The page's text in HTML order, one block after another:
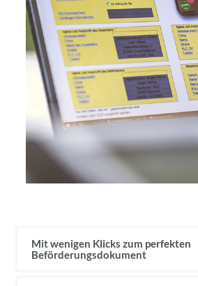
Mit wenigen Klicks zum perfekten
Beförderungsdokument